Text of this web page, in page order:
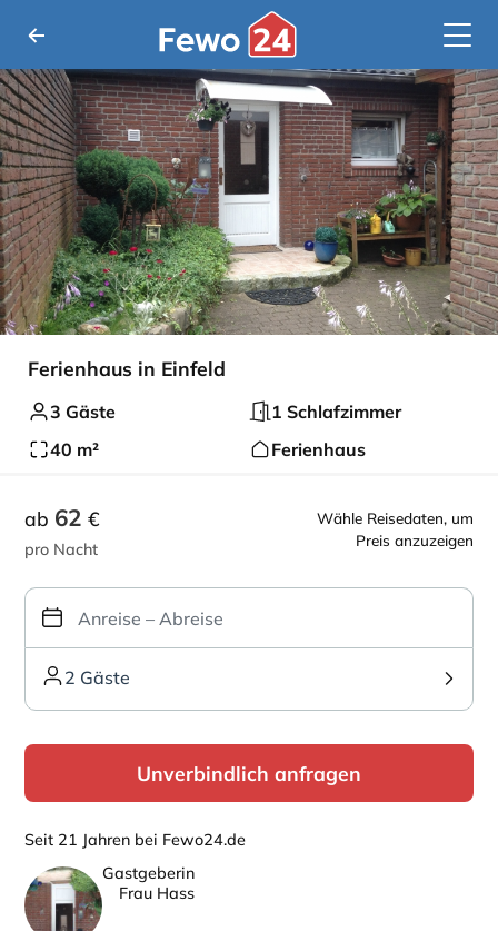
Ferienhaus in Einfeld
3 Gäste
1 Schlafzimmer
40 m²
Ferienhaus
Wähle Reisedaten, um
Preis anzuzeigen
ab 62 €
pro Nacht
2 Gäste
Unverbindlich anfragen
Seit 21 Jahren bei Fewo24.de
Gastgeberin
Frau Hass